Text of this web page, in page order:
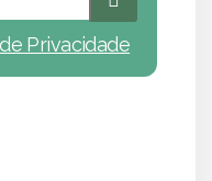
Privacidade